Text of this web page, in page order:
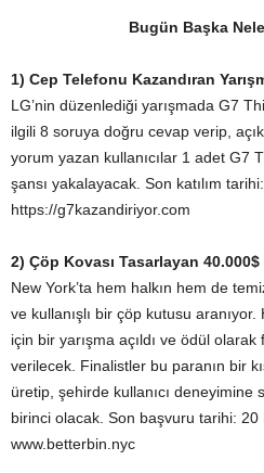
Bugün Başka
1) Cep Telefonu Kazandıran
LG’nin düzenlediği yarışmada G7
ilgili 8 soruya doğru cevap verip,
yorum yazan kullanıcılar 1 adet G7
şansı yakalayacak. Son katılım
https://g7kazandiriyor.com
2) Çöp Kovası Tasarlayan
New York’ta hem halkın hem de
ve kullanışlı bir çöp kutusu
için bir yarışma açıldı ve ödül
verilecek. Finalistler bu paranın bir
üretip, şehirde kullanıcı
birinci olacak. Son başvuru tarihi: 20
www.betterbin.nyc